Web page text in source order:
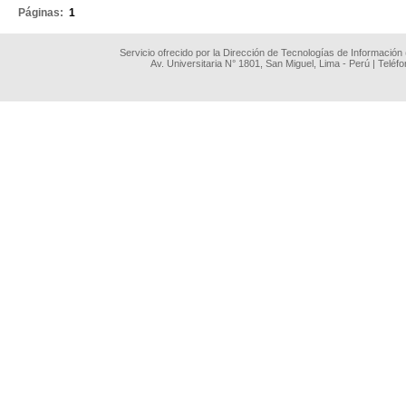
Páginas: 1
Servicio ofrecido por la Dirección de Tecnologías de
Av. Universitaria N° 1801, San Miguel, Lima - Perú |